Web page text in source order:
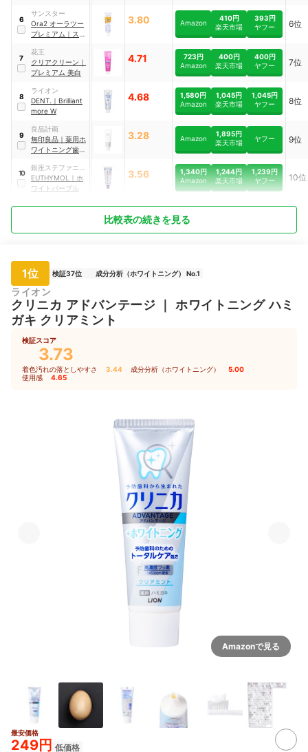
6
サンスター
Ora2 オーラツー
プレミアム ｜ ステ
ト
3.80 Amazon
410円
楽天市場
393円
ヤフー
6位
7
花王
クリアクリーン ｜
プレミアム 美白
4.71
723円
Amazon
400円
楽天市場
400円
ヤフー
7位
8
ライオン
DENT. ｜ Brilliant
more W
4.68
1,580円
Amazon
1,045円
楽天市場
1,045円
ヤフー
8位
9
良品計画
無印良品 ｜ 薬用ホ
ワイトニング歯み
44483565
3.28 Amazon
1,895円
楽天市場
ヤフー 9位
10
銀座ステファニー
化粧品
EUTHYMOL ｜ ホ
ワイトパープル
3.56
1,340円
Amazon
1,244円
楽天市場
1,239円
ヤフー
10位
比較表の続きを見る
1位 検証37位 成分分析（ホワイトニング） No.1
ライオン
クリニカ アドバンテージ ｜ ホワイトニング ハミ
ガキ クリアミント
検証スコア
3.73
着色汚れの落としやすさ 3.44 成分分析（ホワイトニング） 5.00
使用感 4.65
Amazonで見る
最安価格
249円 低価格